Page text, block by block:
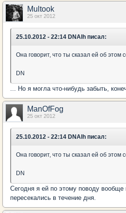
Multook
25 окт 2012
25.10.2012 - 22:14 DNAlh писал:
Она говорит, что ты сказал ей об этом
DN
... Но я могла что-нибудь забыть,
ManOfFog
25 окт 2012
25.10.2012 - 22:14 DNAlh писал:
Она говорит, что ты сказал ей об этом
DN
Сегодня я ей по этому поводу вообще
пересекались в течение дня.